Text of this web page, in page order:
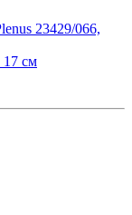
23429/066,
см